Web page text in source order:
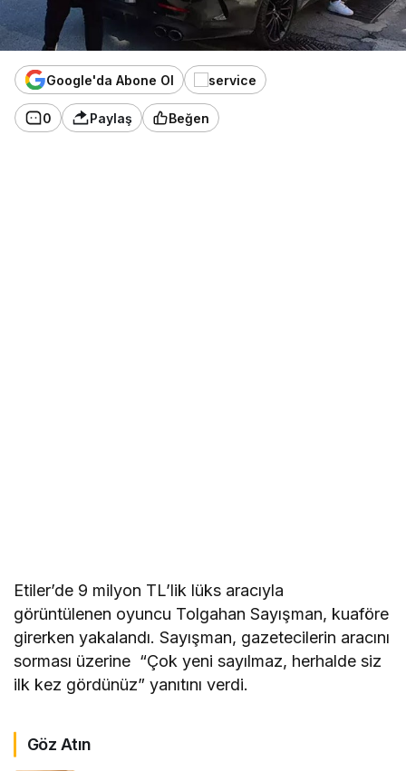
Google'da Abone Ol
0 Paylaş Beğen
Etiler’de 9 milyon TL’lik lüks aracıyla
görüntülenen oyuncu Tolgahan Sayışman, kuaföre
girerken yakalandı. Sayışman, gazetecilerin aracını
sorması üzerine “Çok yeni sayılmaz, herhalde siz
ilk kez gördünüz” yanıtını verdi.
Göz Atın